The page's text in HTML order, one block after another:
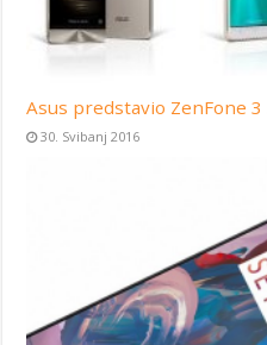
Asus predstavio ZenFone
30. Svibanj 2016